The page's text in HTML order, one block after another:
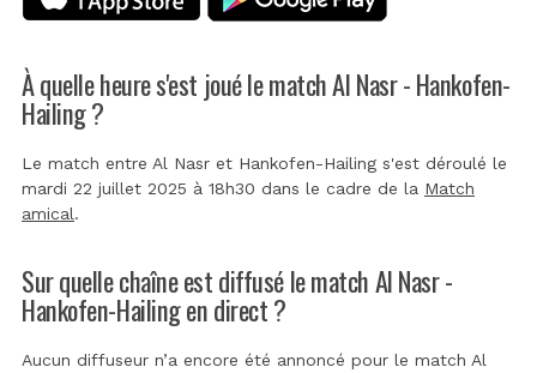
À quelle heure s'est joué le match Al Nasr - Hankofen-
Hailing ?
Le match entre Al Nasr et Hankofen-Hailing s'est déroulé le
mardi 22 juillet 2025 à 18h30 dans le cadre de la Match
amical.
Sur quelle chaîne est diffusé le match Al Nasr -
Hankofen-Hailing en direct ?
Aucun diffuseur n’a encore été annoncé pour le match Al